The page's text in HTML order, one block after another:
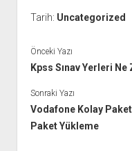
Ücretsiz
Tarih: Uncategorized
Önceki Yazı
Kpss Sınav Yerleri
Sonraki Yazı
Vodafone Kolay
Paket Yükleme